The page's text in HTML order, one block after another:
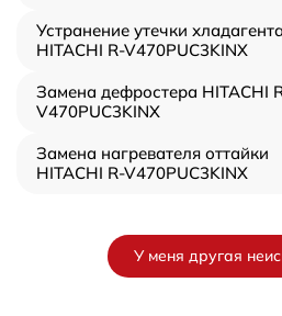
Устранение утечки хладагента
HITACHI R-V470PUC3KINX
Замена дефростера HITACHI
V470PUC3KINX
Замена нагревателя оттайки
HITACHI R-V470PUC3KINX
У меня другая